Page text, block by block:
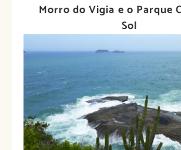
Morro do Vigia e o Parque
Sol